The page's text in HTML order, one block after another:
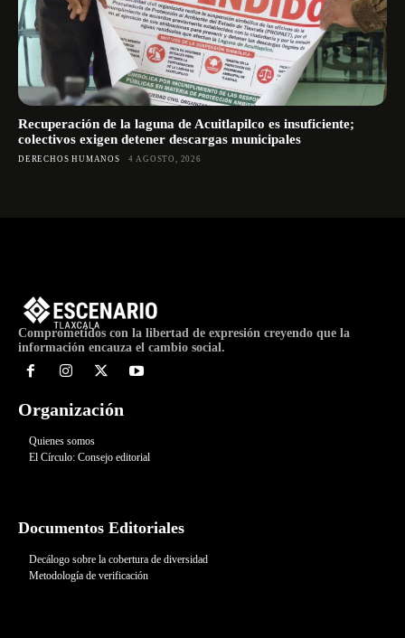
Recuperación de la laguna de Acuitlapilco es insuficiente;
colectivos exigen detener descargas municipales
DERECHOS HUMANOS 4 AGOSTO, 2026
Comprometidos con la libertad de expresión creyendo que la
información encauza el cambio social.
Organización
Quienes somos
El Círculo: Consejo editorial
Documentos Editoriales
Decálogo sobre la cobertura de diversidad
Metodología de verificación